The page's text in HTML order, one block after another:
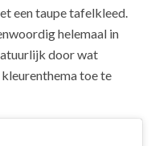
een taupe tafelkleed.
helemaal in
door wat
toe te